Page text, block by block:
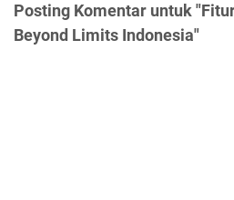
Posting Komentar untuk
Beyond Limits Indonesia"